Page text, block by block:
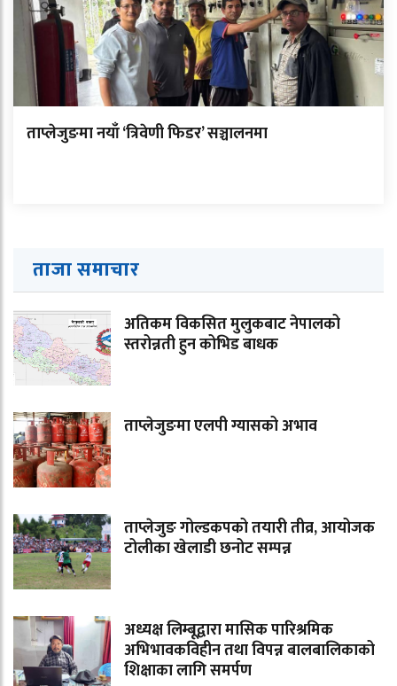
ताप्लेजुङमा नयाँ ‘त्रिवेणी फिडर’ सञ्चालनमा
ताजा समाचार
अतिकम विकसित मुलुकबाट नेपालको
स्तरोन्नती हुन कोभिड बाधक
ताप्लेजुङमा एलपी ग्यासको अभाव
ताप्लेजुङ गोल्डकपको तयारी तीव्र, आयोजक
टोलीका खेलाडी छनोट सम्पन्न
अध्यक्ष लिम्बूद्वारा मासिक पारिश्रमिक
अभिभावकविहीन तथा विपन्न बालबालिकाको
शिक्षाका लागि समर्पण